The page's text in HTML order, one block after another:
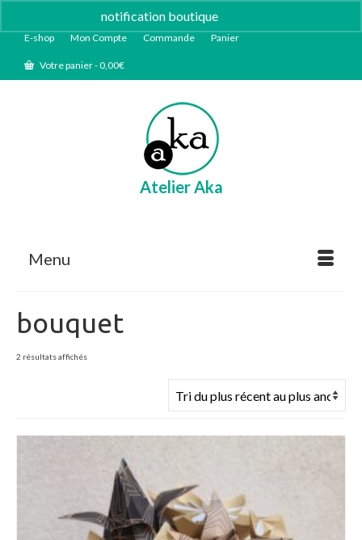
notification boutique
E-shop Mon Compte Commande Panier
Votre panier-0,00€
Atelier Aka
Menu
bouquet
2 résultats affichésTrié